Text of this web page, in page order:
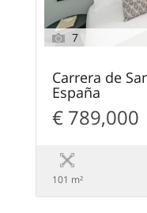
7
Carrera de
España
€ 789,000
101 m²